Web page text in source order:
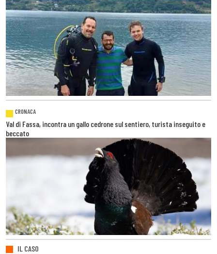
CRONACA
Val di Fassa, incontra un gallo cedrone sul sentiero, turista inseguito e
beccato
IL CASO